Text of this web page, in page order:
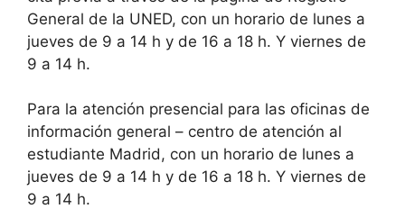
General de la UNED, con un horario de lunes a
jueves de 9 a 14 h y de 16 a 18 h. Y viernes de
9 a 14 h.
Para la atención presencial para las oficinas de
información general – centro de atención al
estudiante Madrid, con un horario de lunes a
jueves de 9 a 14 h y de 16 a 18 h. Y viernes de
9 a 14 h.